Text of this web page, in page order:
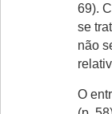
69).
se
não
O